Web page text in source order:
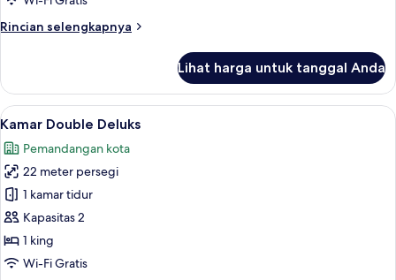
Rincian selengkapnya
Rincian
Kamar
Double
Eksekutif
Lihat harga untuk tanggal Anda
Lihat
semua
foto
untuk
Kamar
Double
Deluks
Kamar Double Deluks | Minibar,
6
Kamar Double Deluks
Pemandangan kota
22 meter persegi
1 kamar tidur
Kapasitas 2
1 king
Wi-Fi Gratis